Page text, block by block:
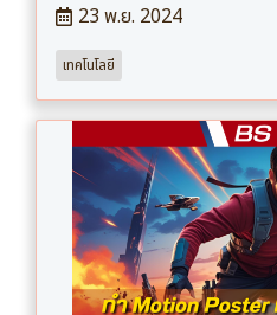
23 พ.ย. 2024
เทคโนโลยี